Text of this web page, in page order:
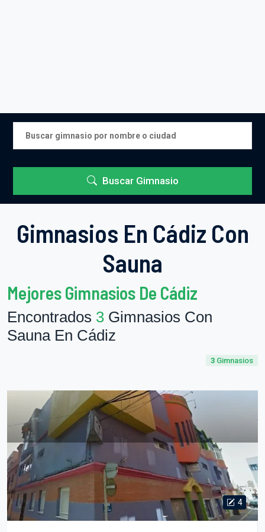
Buscar Gimnasio
Gimnasios En Cádiz Con
Sauna
Mejores Gimnasios De Cádiz
Encontrados 3 Gimnasios Con
Sauna En Cádiz
3 Gimnasios
4